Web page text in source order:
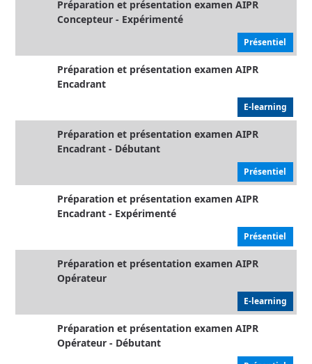
Préparation et présentation examen AIPR
Concepteur - Expérimenté
Présentiel
Préparation et présentation examen AIPR
Encadrant
E-learning
Préparation et présentation examen AIPR
Encadrant - Débutant
Présentiel
Préparation et présentation examen AIPR
Encadrant - Expérimenté
Présentiel
Préparation et présentation examen AIPR
Opérateur
E-learning
Préparation et présentation examen AIPR
Opérateur - Débutant